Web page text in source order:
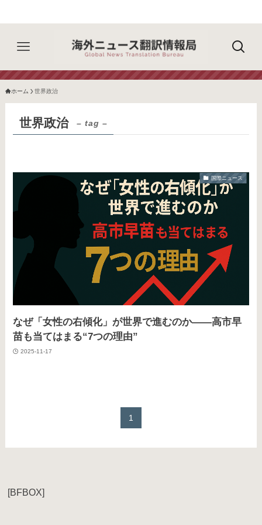
ホーム 世界政治
世界政治 – tag –
国際ニュース
なぜ「女性の右傾化」が世界で進むのか——高市早
苗も当てはまる“7つの理由”
2025-11-17
1
[BFBOX]